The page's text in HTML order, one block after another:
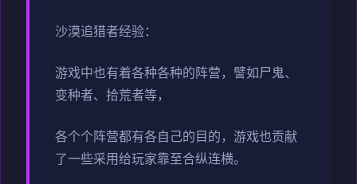
沙漠追猎者经验：
游戏中也有着各种各种的阵营，譬如尸鬼、
变种者、拾荒者等，
各个个阵营都有各自己的目的，游戏也贡献
了一些采用给玩家靠至合纵连横。